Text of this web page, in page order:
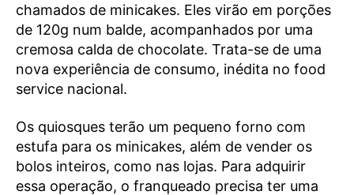
chamados de minicakes. Eles virão em porções
de 120g num balde, acompanhados por uma
cremosa calda de chocolate. Trata-se de uma
nova experiência de consumo, inédita no food
service nacional.
Os quiosques terão um pequeno forno com
estufa para os minicakes, além de vender os
bolos inteiros, como nas lojas. Para adquirir
essa operação, o franqueado precisa ter uma